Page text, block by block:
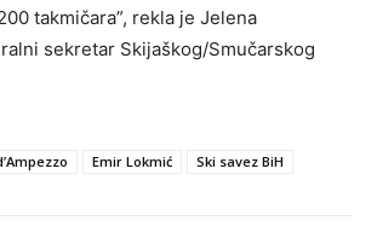
takmičara”, rekla je Jelena
sekretar Skijaškog/Smučarskog
Emir Lokmić Ski savez BiH